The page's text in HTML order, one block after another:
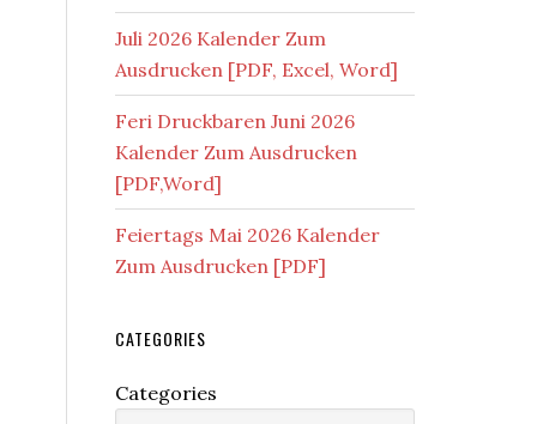
Juli 2026 Kalender Zum
Ausdrucken [PDF, Excel, Word]
Feri Druckbaren Juni 2026
Kalender Zum Ausdrucken
[PDF,Word]
Feiertags Mai 2026 Kalender
Zum Ausdrucken [PDF]
CATEGORIES
Categories